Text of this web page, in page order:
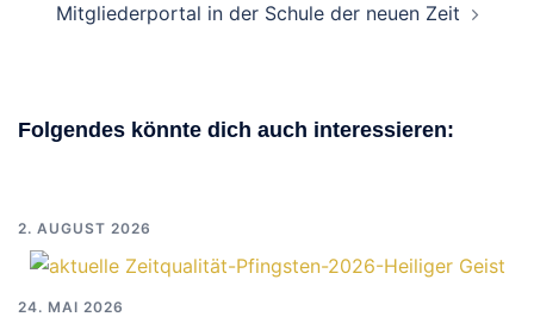
Mitgliederportal in der Schule der neuen Zeit
Folgendes könnte dich auch interessieren:
2. AUGUST 2026
24. MAI 2026